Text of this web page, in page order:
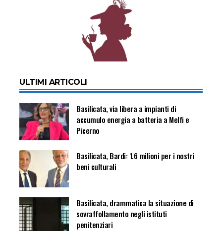
ULTIMI ARTICOLI
Basilicata, via libera a impianti di
accumulo energia a batteria a Melfi e
Picerno
Basilicata, Bardi: 1.6 milioni per i nostri
beni culturali
Basilicata, drammatica la situazione di
sovraffollamento negli istituti
penitenziari